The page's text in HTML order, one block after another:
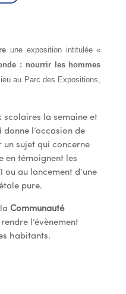
une exposition intitulée «
: nourrir les hommes
au Parc des Expositions,
scolaires la semaine et
l’occasion de
un sujet qui concerne
en témoignent les
ou au lancement d’une
pure.
Communauté
l’évènement
habitants.